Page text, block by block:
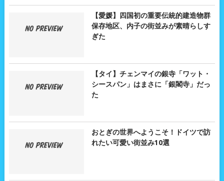
【愛媛】四国初の重要伝統的建造物群
保存地区、内子の街並みが素晴らしす
ぎた
【タイ】チェンマイの銀寺「ワット・
シースパン」はまさに「銀閣寺」だっ
た
おとぎの世界へようこそ！ドイツで訪
れたい可愛い街並み10選